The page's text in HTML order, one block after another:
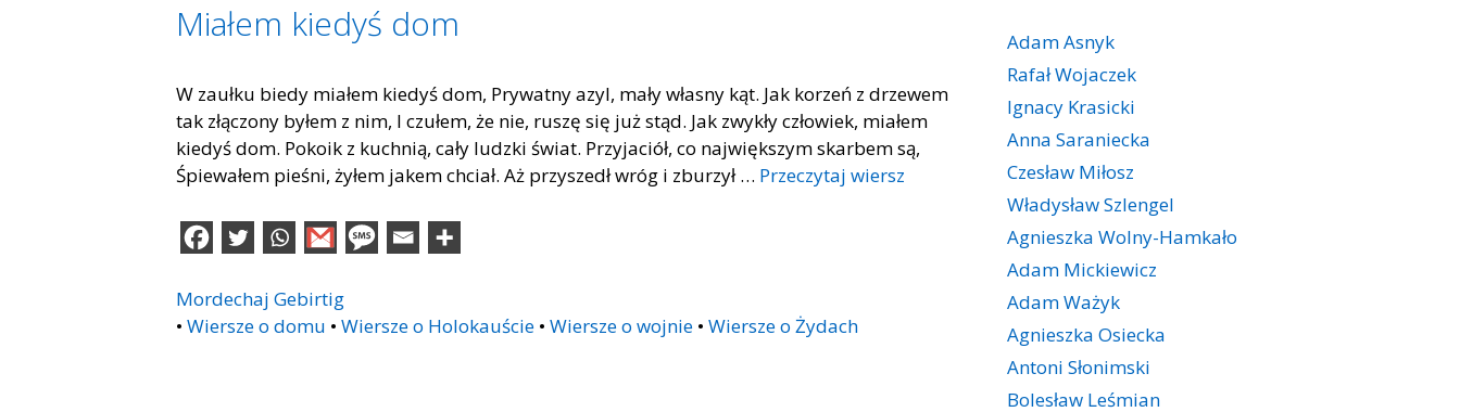
Miałem kiedyś dom
W zaułku biedy miałem kiedyś dom, Prywatny azyl, mały własny kąt. Jak korzeń z drzewem
tak złączony byłem z nim, I czułem, że nie, ruszę się już stąd. Jak zwykły człowiek, miałem
kiedyś dom. Pokoik z kuchnią, cały ludzki świat. Przyjaciół, co największym skarbem są,
Śpiewałem pieśni, żyłem jakem chciał. Aż przyszedł wróg i zburzył … Przeczytaj wiersz
Mordechaj Gebirtig
• Wiersze o domu • Wiersze o Holokauście • Wiersze o wojnie • Wiersze o Żydach
Adam Asnyk
Rafał Wojaczek
Ignacy Krasicki
Anna Saraniecka
Czesław Miłosz
Władysław Szlengel
Agnieszka Wolny-Hamkało
Adam Mickiewicz
Adam Ważyk
Agnieszka Osiecka
Antoni Słonimski
Bolesław Leśmian